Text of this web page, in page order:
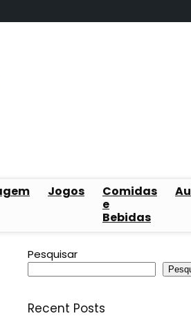
Jogos
Comidas
e
Bebidas
Pesquisar
Recent Posts